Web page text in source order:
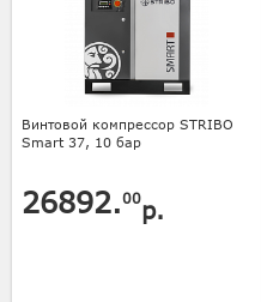
Винтовой компрессор STRIBO
Smart 37, 10 бар
26892.00р.